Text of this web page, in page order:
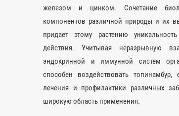
железом и цинком. Сочетание
компонентов различной природы и их
придает этому растению
действия. Учитывая неразрывную
эндокринной и иммунной систем
способен воздействовать
лечения и профилактики различных
широкую область применения.